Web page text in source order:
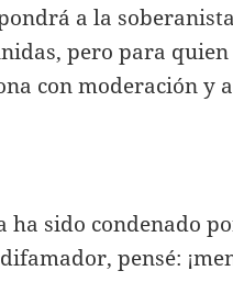
a la
pero para
con moderación y
ha sido condenado
pensé: